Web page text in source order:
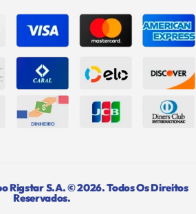
Rigstar S.A. © 2026. Todos Os Direitos
Reservados.